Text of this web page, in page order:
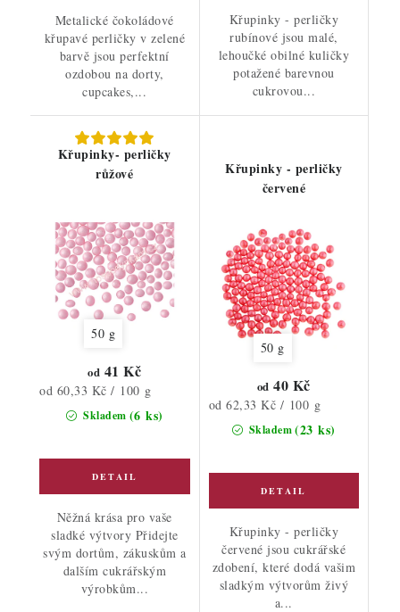
Metalické čokoládové
křupavé perličky v zelené
barvě jsou perfektní
ozdobou na dorty,
cupcakes,...
Křupinky - perličky
rubínové jsou malé,
lehoučké obilné kuličky
potažené barevnou
cukrovou...
Křupinky- perličky
růžové
50 g
Skladem (6 ks)
od 41 Kč
Měrná
od 60,33 Kč / 100 g
Něžná krása pro vaše
sladké výtvory Přidejte
svým dortům, zákuskům a
dalším cukrářským
výrobkům...
Křupinky - perličky
červené
50 g
Skladem(23 ks)
od 40 Kč
Měrná
cena:
od 62,33 Kč / 100 g
Křupinky - perličky
červené jsou cukrářské
zdobení, které dodá vašim
sladkým výtvorům živý
a...